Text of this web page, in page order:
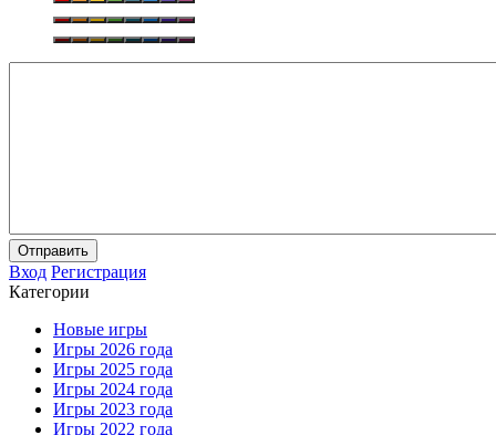
Отправить
Вход Регистрация
Категории
Новые игры
Игры 2026 года
Игры 2025 года
Игры 2024 года
Игры 2023 года
Игры 2022 года